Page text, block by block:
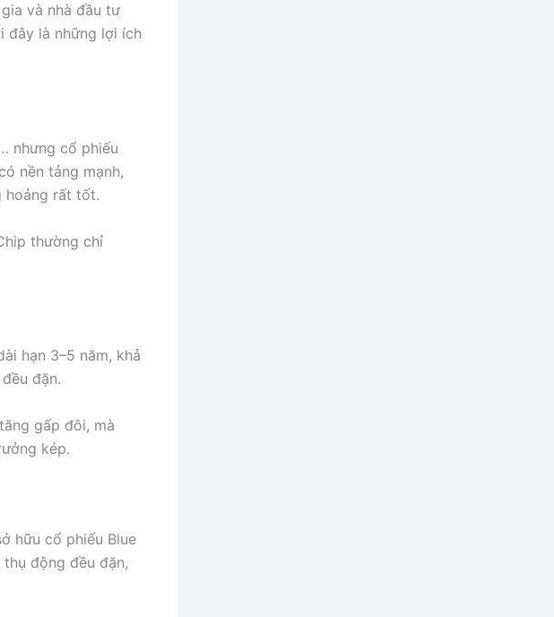
và nhà đầu tư
đây là những lợi ích
nhưng cổ phiếu
nền tảng mạnh,
hoảng rất tốt.
thường chỉ
hạn 3–5 năm, khả
đặn.
gấp đôi, mà
kép.
hữu cổ phiếu Blue
động đều đặn,